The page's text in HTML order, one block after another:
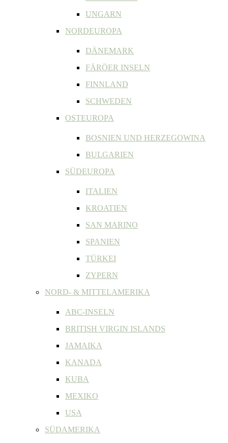
UNGARN
NORDEUROPA
DÄNEMARK
FÄRÖER INSELN
FINNLAND
SCHWEDEN
OSTEUROPA
BOSNIEN UND HERZEGOWINA
BULGARIEN
SÜDEUROPA
ITALIEN
KROATIEN
SAN MARINO
SPANIEN
TÜRKEI
ZYPERN
NORD- & MITTELAMERIKA
ABC-INSELN
BRITISH VIRGIN ISLANDS
JAMAIKA
KANADA
KUBA
MEXIKO
USA
SÜDAMERIKA